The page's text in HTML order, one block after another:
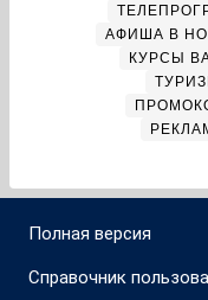
АФИША В
КУРСЫ
Полная версия
Справочник